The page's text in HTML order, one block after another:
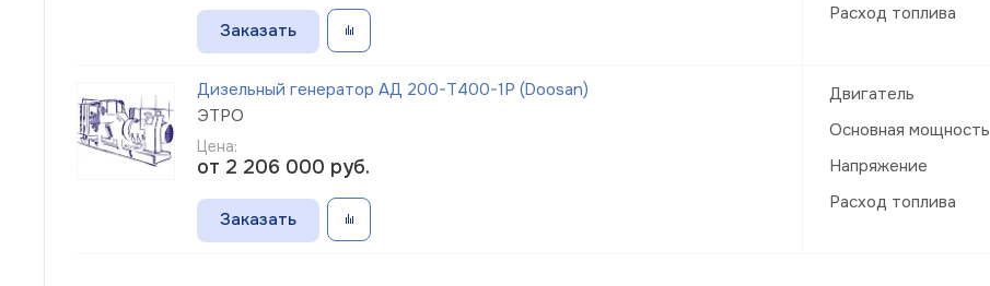
Заказать
Расход топлива
Дизельный генератор АД 200-Т400-1Р (Doosan)
ЭТРО
Цена:
от 2 206 000 руб.
Заказать
Двигатель
Основная мощность
Напряжение
Расход топлива